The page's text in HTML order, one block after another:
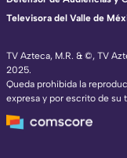
TV Azteca, M.R. & ©, TV
2025.
Queda prohibida la
expresa y por escrito de su
Televisora del Valle de